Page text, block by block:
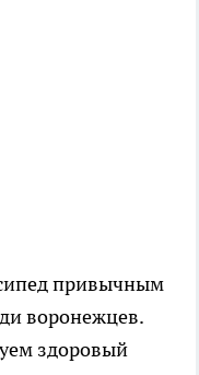
привычным
воронежцев.
здоровый